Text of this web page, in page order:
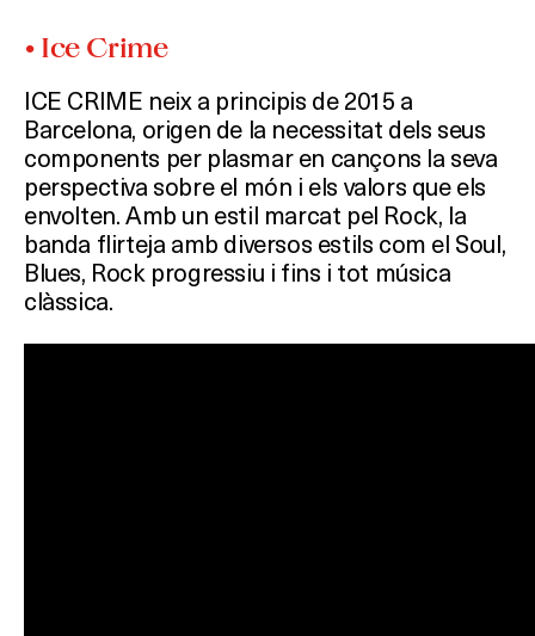
• Ice Crime
ICE CRIME neix a principis de 2015 a
Barcelona, origen de la necessitat dels seus
components per plasmar en cançons la seva
perspectiva sobre el món i els valors que els
envolten. Amb un estil marcat pel Rock, la
banda flirteja amb diversos estils com el Soul,
Blues, Rock progressiu i fins i tot música
clàssica.